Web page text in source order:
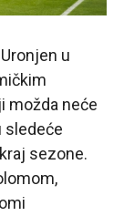
u
možda neće
sledeće
sezone.